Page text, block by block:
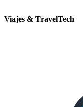
Viajes & TravelTech